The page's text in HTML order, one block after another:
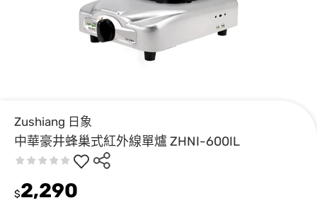
Zushiang 日象
中華豪井蜂巢式紅外線單爐 ZHNI-600IL
$2,290